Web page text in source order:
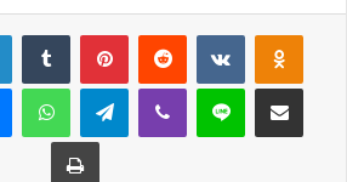
LinkedInTumblr PinterestReddit VKontakte
MessengerWhatsAppTelegramViber Line E-Posta ile
Yazdır